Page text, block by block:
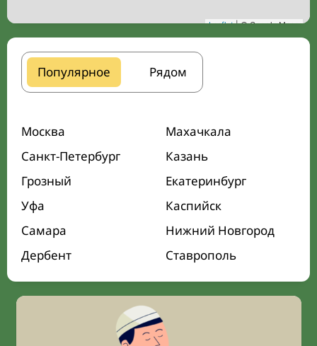
Leaflet| © Google Maps
Популярное Рядом
Москва
Махачкала
Санкт-Петербург
Казань
Грозный
Екатеринбург
Уфа
Каспийск
Самара
Нижний Новгород
Дербент
Ставрополь